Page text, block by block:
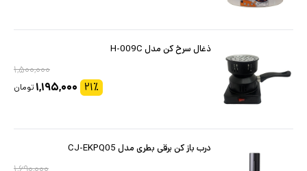
ذغال سرخ کن مدل H-009C
۱,۵۰۰,۰۰۰
۲۱٪ ۱,۱۹۵,۰۰۰ تومان
درب باز کن برقی بطری مدل CJ-EKPQ05